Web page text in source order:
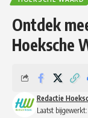
Ontdek
Hoeksche
Laatst bijgewerkt:
Redactie